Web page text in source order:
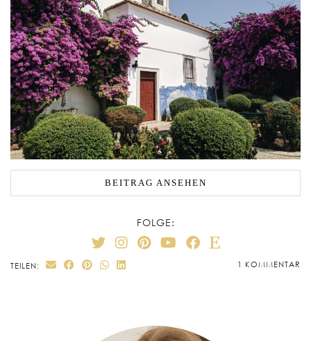
BEITRAG ANSEHEN
FOLGE:
TEILEN: 1 KOMMENTAR